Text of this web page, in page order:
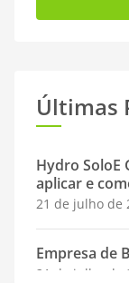
Últimas
Hydro SoloE
aplicar e
21 de julho de
Empresa de
21 de julho de